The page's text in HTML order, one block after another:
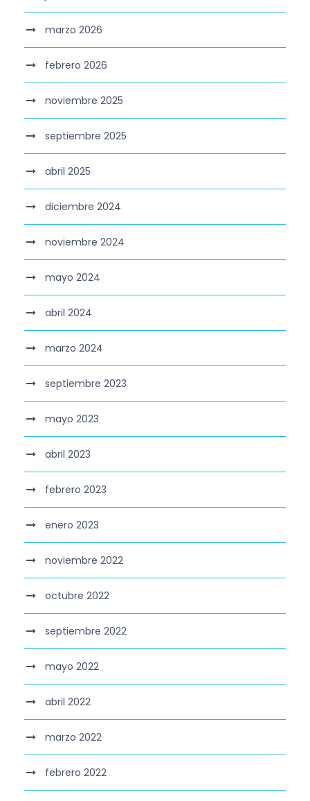
marzo 2026
febrero 2026
noviembre 2025
septiembre 2025
abril 2025
diciembre 2024
noviembre 2024
mayo 2024
abril 2024
marzo 2024
septiembre 2023
mayo 2023
abril 2023
febrero 2023
enero 2023
noviembre 2022
octubre 2022
septiembre 2022
mayo 2022
abril 2022
marzo 2022
febrero 2022